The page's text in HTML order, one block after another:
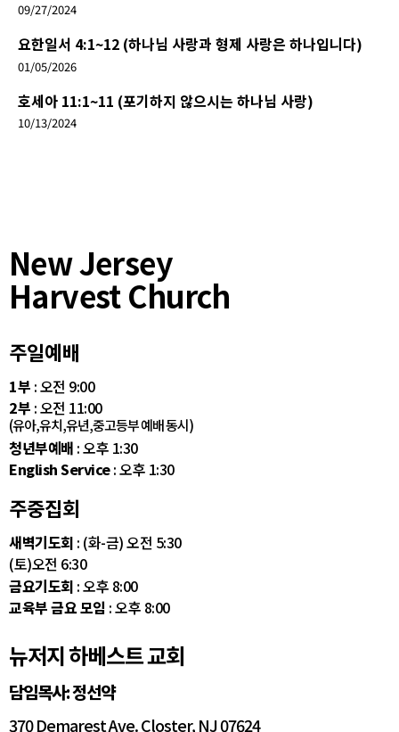
09/27/2024
요한일서 4:1~12 (하나님 사랑과 형제 사랑은 하나입니다)
01/05/2026
호세아 11:1~11 (포기하지 않으시는 하나님 사랑)
10/13/2024
New Jersey
Harvest Church
주일예배
1부 : 오전 9:00
2부 : 오전 11:00
(유아,유치,유년,중고등부 예배 동시)
청년부예배 : 오후 1:30
English Service: 오후 1:30
주중집회
새벽기도회 : (화-금) 오전 5:30
(토)오전 6:30
금요기도회 : 오후 8:00
교육부 금요 모임 : 오후 8:00
뉴저지 하베스트 교회
담임목사: 정선약
370 Demarest Ave. Closter, NJ 07624